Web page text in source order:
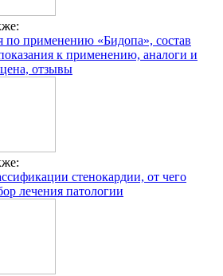
по применению «Бидопа», состав
к применению, аналоги и
отзывы
стенокардии, от чего
лечения патологии